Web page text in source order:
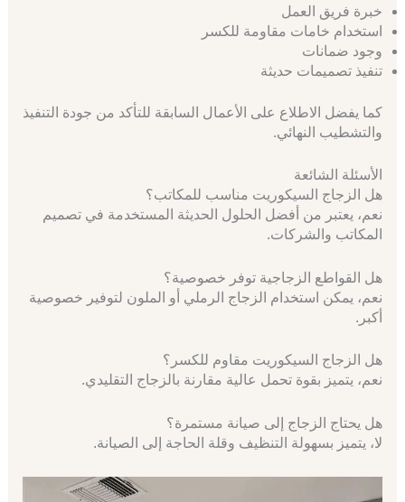
خبرة فريق العمل
استخدام خامات مقاومة للكسر
وجود ضمانات
تنفيذ تصميمات حديثة
كما يفضل الاطلاع على الأعمال السابقة للتأكد من جودة التنفيذ
والتشطيب النهائي.
الأسئلة الشائعة
هل الزجاج السيكوريت مناسب للمكاتب؟
نعم، يعتبر من أفضل الحلول الحديثة المستخدمة في تصميم
المكاتب والشركات.
هل القواطع الزجاجية توفر خصوصية؟
نعم، يمكن استخدام الزجاج الرملي أو الملون لتوفير خصوصية
أكبر.
هل الزجاج السيكوريت مقاوم للكسر؟
نعم، يتميز بقوة تحمل عالية مقارنة بالزجاج التقليدي.
هل يحتاج الزجاج إلى صيانة مستمرة؟
لا، يتميز بسهولة التنظيف وقلة الحاجة إلى الصيانة.